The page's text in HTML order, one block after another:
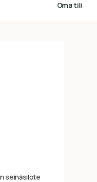
Oma tili
seinäsilote